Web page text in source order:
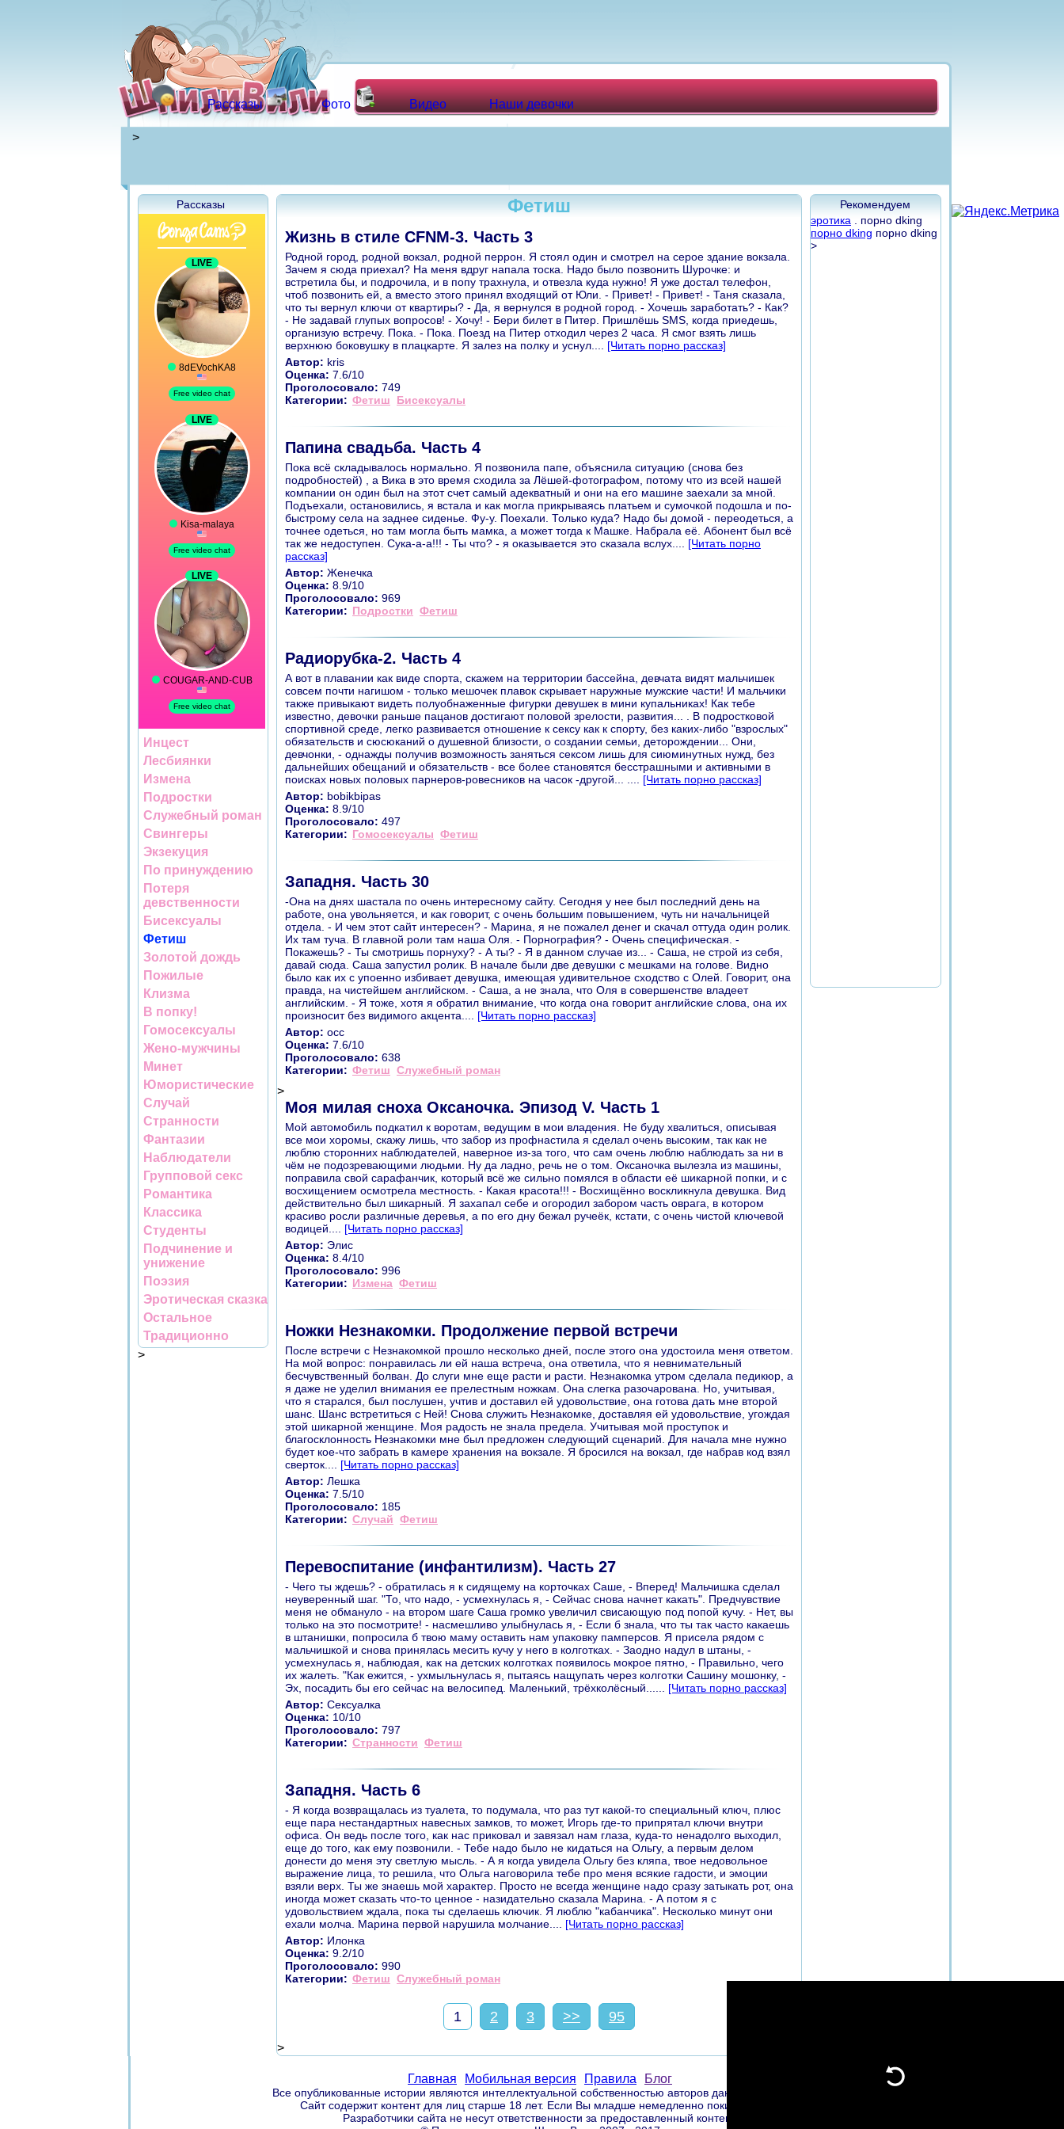
Рассказы Фото Видео Наши девочки
>
Рассказы
Инцест
Лесбиянки
Измена
Подростки
Служебный роман
Свингеры
Экзекуция
По принуждению
Потеря
девственности
Бисексуалы
Фетиш
Золотой дождь
Пожилые
Клизма
В попку!
Гомосексуалы
Жено-мужчины
Минет
Юмористические
Случай
Странности
Фантазии
Наблюдатели
Групповой секс
Романтика
Классика
Студенты
Подчинение и
унижение
Поэзия
Эротическая сказка
Остальное
Традиционно
>
Фетиш
Жизнь в стиле CFNM-3. Часть 3
Родной город, родной вокзал, родной перрон. Я стоял один и смотрел на серое здание вокзала.
Зачем я сюда приехал? На меня вдруг напала тоска. Надо было позвонить Шурочке: и
встретила бы, и подрочила, и в попу трахнула, и отвезла куда нужно! Я уже достал телефон,
чтоб позвонить ей, а вместо этого принял входящий от Юли. - Привет! - Привет! - Таня сказала,
что ты вернул ключи от квартиры? - Да, я вернулся в родной город. - Хочешь заработать? - Как?
- Не задавай глупых вопросов! - Хочу! - Бери билет в Питер. Пришлёшь SMS, когда приедешь,
организую встречу. Пока. - Пока. Поезд на Питер отходил через 2 часа. Я смог взять лишь
верхнюю боковушку в плацкарте. Я залез на полку и уснул.... [Читать порно рассказ]
Автор: kris
Оценка: 7.6/10
Проголосовало: 749
Категории: Фетиш Бисексуалы
Папина свадьба. Часть 4
Пока всё складывалось нормально. Я позвонила папе, объяснила ситуацию (снова без
подробностей) , а Вика в это время сходила за Лёшей-фотографом, потому что из всей нашей
компании он один был на этот счет самый адекватный и они на его машине заехали за мной.
Подъехали, остановились, я встала и как могла прикрываясь платьем и сумочкой подошла и по-
быстрому села на заднее сиденье. Фу-у. Поехали. Только куда? Надо бы домой - переодеться, а
точнее одеться, но там могла быть мамка, а может тогда к Машке. Набрала её. Абонент был всё
так же недоступен. Сука-а-а!!! - Ты что? - я оказывается это сказала вслух.... [Читать порно
рассказ]
Автор: Женечка
Оценка: 8.9/10
Проголосовало: 969
Категории: Подростки Фетиш
Радиорубка-2. Часть 4
А вот в плавании как виде спорта, скажем на территории бассейна, девчата видят мальчишек
совсем почти нагишом - только мешочек плавок скрывает наружные мужские части! И мальчики
также привыкают видеть полуобнаженные фигурки девушек в мини купальниках! Как тебе
известно, девочки раньше пацанов достигают половой зрелости, развития... . В подростковой
спортивной среде, легко развивается отношение к сексу как к спорту, без каких-либо "взрослых"
обязательств и сюсюканий о душевной близости, о создании семьи, деторождении... Они,
девчонки, - однажды получив возможность заняться сексом лишь для сиюминутных нужд, без
дальнейших обещаний и обязательств - все более становятся бесстрашными и активными в
поисках новых половых парнеров-ровесников на часок -другой... .... [Читать порно рассказ]
Автор: bobikbipas
Оценка: 8.9/10
Проголосовало: 497
Категории: Гомосексуалы Фетиш
Западня. Часть 30
-Она на днях шастала по очень интересному сайту. Сегодня у нее был последний день на
работе, она увольняется, и как говорит, с очень большим повышением, чуть ни начальницей
отдела. - И чем этот сайт интересен? - Марина, я не пожалел денег и скачал оттуда один ролик.
Их там туча. В главной роли там наша Оля. - Порнография? - Очень специфическая. -
Покажешь? - Ты смотришь порнуху? - А ты? - Я в данном случае из... - Саша, не строй из себя,
давай сюда. Саша запустил ролик. В начале были две девушки с мешками на голове. Видно
было как их с упоенно избивает девушка, имеющая удивительное сходство с Олей. Говорит, она
правда, на чистейшем английском. - Саша, а не знала, что Оля в совершенстве владеет
английским. - Я тоже, хотя я обратил внимание, что когда она говорит английские слова, она их
произносит без видимого акцента.... [Читать порно рассказ]
Автор: occ
Оценка: 7.6/10
Проголосовало: 638
Категории: Фетиш Служебный роман
>
Моя милая сноха Оксаночка. Эпизод V. Часть 1
Мой автомобиль подкатил к воротам, ведущим в мои владения. Не буду хвалиться, описывая
все мои хоромы, скажу лишь, что забор из профнастила я сделал очень высоким, так как не
люблю сторонних наблюдателей, наверное из-за того, что сам очень люблю наблюдать за ни в
чём не подозревающими людьми. Ну да ладно, речь не о том. Оксаночка вылезла из машины,
поправила свой сарафанчик, который всё же сильно помялся в области её шикарной попки, и с
восхищением осмотрела местность. - Какая красота!!! - Восхищённо воскликнула девушка. Вид
действительно был шикарный. Я захапал себе и огородил забором часть оврага, в котором
красиво росли различные деревья, а по его дну бежал ручеёк, кстати, с очень чистой ключевой
водицей.... [Читать порно рассказ]
Автор: Элис
Оценка: 8.4/10
Проголосовало: 996
Категории: Измена Фетиш
Ножки Незнакомки. Продолжение первой встречи
После встречи с Незнакомкой прошло несколько дней, после этого она удостоила меня ответом.
На мой вопрос: понравилась ли ей наша встреча, она ответила, что я невнимательный
бесчувственный болван. До слуги мне еще расти и расти. Незнакомка утром сделала педикюр, а
я даже не уделил внимания ее прелестным ножкам. Она слегка разочарована. Но, учитывая,
что я старался, был послушен, учтив и доставил ей удовольствие, она готова дать мне второй
шанс. Шанс встретиться с Ней! Снова служить Незнакомке, доставляя ей удовольствие, угождая
этой шикарной женщине. Моя радость не знала предела. Учитывая мой проступок и
благосклонность Незнакомки мне был предложен следующий сценарий. Для начала мне нужно
будет кое-что забрать в камере хранения на вокзале. Я бросился на вокзал, где набрав код взял
сверток.... [Читать порно рассказ]
Автор: Лешка
Оценка: 7.5/10
Проголосовало: 185
Категории: Случай Фетиш
Перевоспитание (инфантилизм). Часть 27
- Чего ты ждешь? - обратилась я к сидящему на корточках Саше, - Вперед! Мальчишка сделал
неуверенный шаг. "То, что надо, - усмехнулась я, - Сейчас снова начнет какать". Предчувствие
меня не обмануло - на втором шаге Саша громко увеличил свисающую под попой кучу. - Нет, вы
только на это посмотрите! - насмешливо улыбнулась я, - Если б знала, что ты так часто какаешь
в штанишки, попросила б твою маму оставить нам упаковку памперсов. Я присела рядом с
мальчишкой и снова принялась месить кучу у него в колготках. - Заодно надул в штаны, -
усмехнулась я, наблюдая, как на детских колготках появилось мокрое пятно, - Правильно, чего
их жалеть. "Как ежится, - ухмыльнулась я, пытаясь нащупать через колготки Сашину мошонку, -
Эх, посадить бы его сейчас на велосипед. Маленький, трёхколёсный...... [Читать порно рассказ]
Автор: Сексуалка
Оценка: 10/10
Проголосовало: 797
Категории: Странности Фетиш
Западня. Часть 6
- Я когда возвращалась из туалета, то подумала, что раз тут какой-то специальный ключ, плюс
еще пара нестандартных навесных замков, то может, Игорь где-то припрятал ключи внутри
офиса. Он ведь после того, как нас приковал и завязал нам глаза, куда-то ненадолго выходил,
еще до того, как ему позвонили. - Тебе надо было не кидаться на Ольгу, а первым делом
донести до меня эту светлую мысль. - А я когда увидела Ольгу без кляпа, твое недовольное
выражение лица, то решила, что Ольга наговорила тебе про меня всякие гадости, и эмоции
взяли верх. Ты же знаешь мой характер. Просто не всегда женщине надо сразу затыкать рот, она
иногда может сказать что-то ценное - назидательно сказала Марина. - А потом я с
удовольствием ждала, пока ты сделаешь ключик. Я люблю "кабанчика". Несколько минут они
ехали молча. Марина первой нарушила молчание.... [Читать порно рассказ]
Автор: Илонка
Оценка: 9.2/10
Проголосовало: 990
Категории: Фетиш Служебный роман
1 2 3 >> 95
>
Рекомендуем
эротика . порно dking
порно dking порно dking
>
Главная Мобильная версия Правила Блог
Все опубликованные истории являются интеллектуальной собственностью авторов данных рассказов.
Сайт содержит контент для лиц старше 18 лет. Если Вы младше немедленно покиньте сайт.
Разработчики сайта не несут ответственности за предоставленный контент.